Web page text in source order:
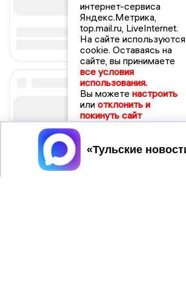
интернет-сервиса
Яндекс.Метрика,
top.mail.ru, LiveInternet.
На сайте используются
cookie. Оставаясь на
сайте, вы принимаете
все условия
использования.
Вы можете настроить
или отклонить и
покинуть сайт
Принять